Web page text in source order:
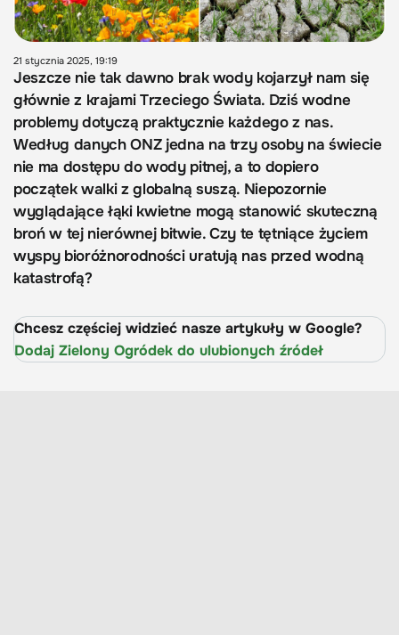
21 stycznia 2025, 19:19
Jeszcze nie tak dawno brak wody kojarzył nam się
głównie z krajami Trzeciego Świata. Dziś wodne
problemy dotyczą praktycznie każdego z nas.
Według danych ONZ jedna na trzy osoby na świecie
nie ma dostępu do wody pitnej, a to dopiero
początek walki z globalną suszą. Niepozornie
wyglądające łąki kwietne mogą stanowić skuteczną
broń w tej nierównej bitwie. Czy te tętniące życiem
wyspy bioróżnorodności uratują nas przed wodną
katastrofą?
Chcesz częściej widzieć nasze artykuły w Google?
Dodaj Zielony Ogródek do ulubionych źródeł